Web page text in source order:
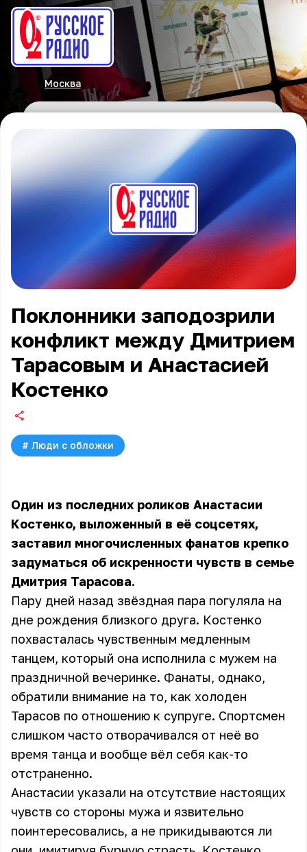
Москва
Поклонники заподозрили
конфликт между Дмитрием
Тарасовым и Анастасией
Костенко
# Люди с обложки
Один из последних роликов Анастасии
Костенко, выложенный в её соцсетях,
заставил многочисленных фанатов крепко
задуматься об искренности чувств в семье
Дмитрия Тарасова.
Пару дней назад звёздная пара погуляла на
дне рождения близкого друга. Костенко
похвасталась чувственным медленным
танцем, который она исполнила с мужем на
праздничной вечеринке. Фанаты, однако,
обратили внимание на то, как холоден
Тарасов по отношению к супруге. Спортсмен
слишком часто отворачивался от неё во
время танца и вообще вёл себя как-то
отстраненно.
Анастасии указали на отсутствие настоящих
чувств со стороны мужа и язвительно
поинтересовались, а не прикидываются ли